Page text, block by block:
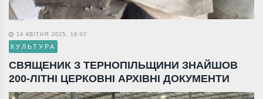
14 КВІТНЯ 2025, 18:07
КУЛЬТУРА
СВЯЩЕНИК З ТЕРНОПІЛЬЩИНИ ЗНАЙШОВ
200-ЛІТНІ ЦЕРКОВНІ АРХІВНІ ДОКУМЕНТИ